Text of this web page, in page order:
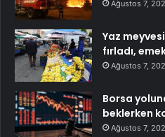
Ağustos 7,
Yaz
fırladı,
Ağustos 7,
Borsa
beklerken
Ağustos 7,